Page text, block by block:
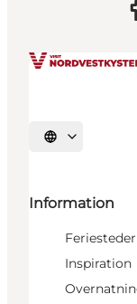
Vælg sprog
Information
Feriesteder
Inspiration